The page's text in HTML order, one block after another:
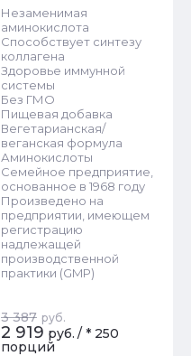
Незаменимая
аминокислота
Способствует синтезу
коллагена
Здоровье иммунной
системы
Без ГМО
Пищевая добавка
Вегетарианская/
веганская формула
Аминокислоты
Семейное предприятие,
основанное в 1968 году
Произведено на
предприятии, имеющем
регистрацию
надлежащей
производственной
практики (GMP)
3 387 руб.
2 919 руб. / * 250
порций